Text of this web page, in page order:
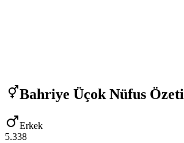
Bahriye Üçok Nüfus Özeti
Erkek
5.338